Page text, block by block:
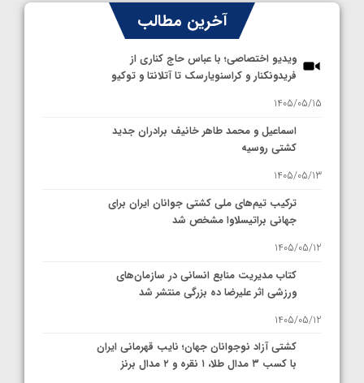
آخرین مطالب
ویدیو اختصاصی؛ با عباس حاج کناری از
فریدونکنار و کراسنویارسک تا آتلانتا و توکیو
1405/05/15
اسماعیل و محمد طاهر خانیف برادران جدید
کشتی روسیه
1405/05/13
ترکیب تیم‌های ملی کشتی جوانان ایران برای
جهانی براتیسلاوا مشخص شد
1405/05/12
کتاب مدیریت منابع انسانی در سازمان‌های
ورزشی اثر علیرضا ده بزرگی منتشر شد
1405/05/12
کشتی آزاد نوجوانان جهان؛ نایب قهرمانی ایران
با کسب ۳ مدال طلا، ۱ نقره و ۲ مدال برنز